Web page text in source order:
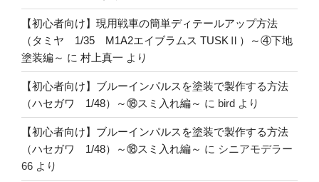
【初心者向け】現用戦車の簡単ディテールアップ方法
（タミヤ 1/35 M1A2エイブラムス TUSKⅡ）～④下地
塗装編～ に 村上真一 より
【初心者向け】ブルーインパルスを塗装で製作する方法
（ハセガワ 1/48）～⑱スミ入れ編～ に bird より
【初心者向け】ブルーインパルスを塗装で製作する方法
（ハセガワ 1/48）～⑱スミ入れ編～ に シニアモデラー
66 より